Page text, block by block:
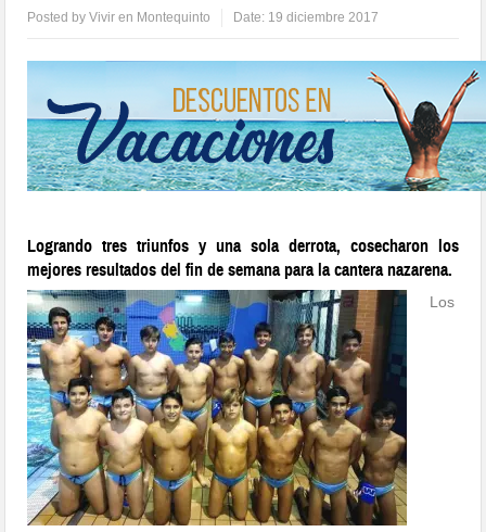
Posted byVivir en Montequinto Date: 19 diciembre 2017
Logrando tres triunfos y una sola derrota, cosecharon los
mejores resultados del fin de semana para la cantera nazarena.
Los